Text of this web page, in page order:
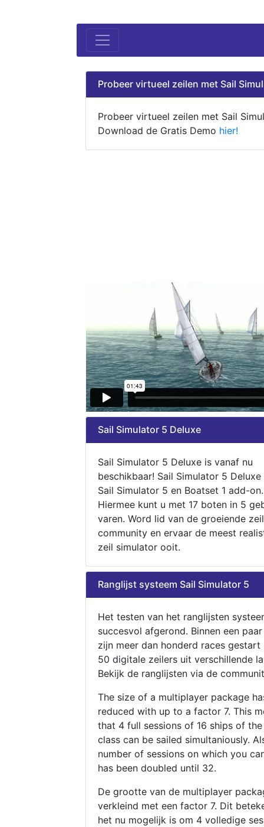
Probeer virtueel zeilen met Sail
Probeer virtueel zeilen met Sail
Download de Gratis Demo hier!
Sail Simulator 5 Deluxe
Sail Simulator 5 Deluxe is vanaf nu
beschikbaar! Sail Simulator 5
Sail Simulator 5 en Boatset 1 add-on.
Hiermee kunt u met 17 boten in 5
varen. Word lid van de groeiende zeil
community en ervaar de meest
zeil simulator ooit.
Ranglijst systeem Sail Simulator 5
Het testen van het ranglijsten
succesvol afgerond. Binnen een
zijn meer dan honderd races gestart
50 digitale zeilers uit verschillende
Bekijk de ranglijsten via de
The size of a multiplayer package
reduced with up to a factor 7. This
that 4 full sessions of 16 ships of
class can be sailed simultaniously.
number of sessions on which you
has been doubled until 32.
De grootte van de multiplayer
verkleind met een factor 7. Dit
het nu mogelijk is om 4 volledige